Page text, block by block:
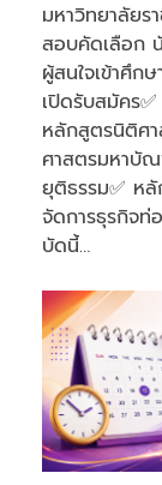
มหาวิทยาลัยร
สอบคัดเลือก
ผู้สนใจเข้าศึ
เปิดรับสมัคร
หลักสูตรนิติศ
ศาสตรมหาบั
ยุติธรรม✅ ห
จัดการธุรกิจท่
บัดนี้…